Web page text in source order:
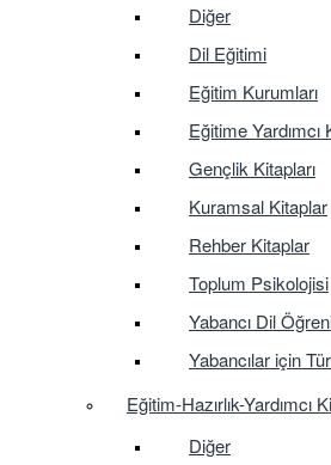
Diğer
Dil Eğitimi
Eğitim Kurumları
Eğitime Yardımcı
Gençlik Kitapları
Kuramsal Kitaplar
Rehber Kitaplar
Toplum Psikolojisi
Yabancı Dil
Yabancılar için
Eğitim-Hazırlık-Yardımcı
Diğer